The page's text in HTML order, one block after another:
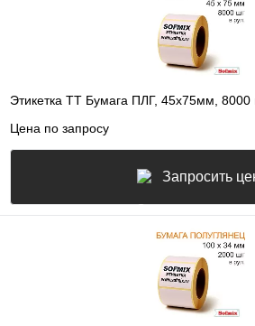
Этикетка ТТ Бумага ПЛГ, 45х75мм, 8000
Цена по запросу
Запросить